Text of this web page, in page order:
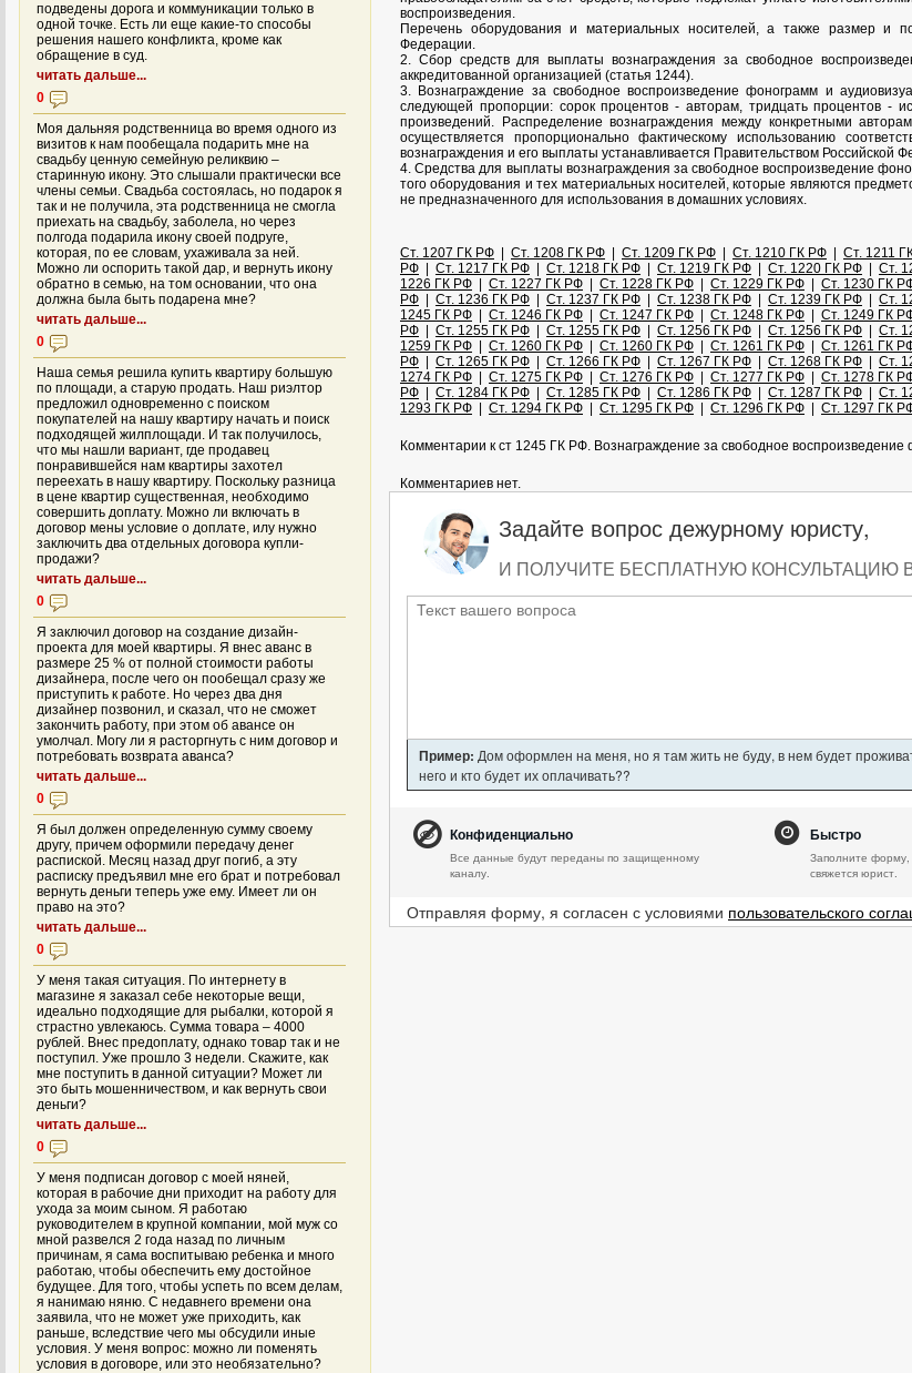
воспроизведения.
Перечень оборудования и материальных носителей, а также размер и
Федерации.
2. Сбор средств для выплаты вознаграждения за свободное
аккредитованной организацией (статья 1244).
3. Вознаграждение за свободное воспроизведение фонограмм и
следующей пропорции: сорок процентов - авторам, тридцать процентов -
произведений. Распределение вознаграждения между конкретными
осуществляется пропорционально фактическому использованию
вознаграждения и его выплаты устанавливается Правительством Российской
4. Средства для выплаты вознаграждения за свободное воспроизведение
того оборудования и тех материальных носителей, которые являются
не предназначенного для использования в домашних условиях.
Ст. 1207 ГК РФ Ст. 1208 ГК РФ Ст. 1209 ГК РФ Ст. 1210 ГК РФ Ст. 1211
РФ
Ст. 1217 ГК РФ Ст. 1218 ГК РФ Ст. 1219 ГК РФ Ст. 1220 ГК РФ Ст.
1226 ГК РФ
Ст. 1227 ГК РФ Ст. 1228 ГК РФ Ст. 1229 ГК РФ Ст. 1230 ГК
РФ
Ст. 1236 ГК РФ Ст. 1237 ГК РФ Ст. 1238 ГК РФ Ст. 1239 ГК РФ Ст.
1245 ГК РФ
Ст. 1246 ГК РФ Ст. 1247 ГК РФ Ст. 1248 ГК РФ Ст. 1249 ГК
РФ
Ст. 1255 ГК РФ Ст. 1255 ГК РФ Ст. 1256 ГК РФ Ст. 1256 ГК РФ Ст.
1259 ГК РФ
Ст. 1260 ГК РФ Ст. 1260 ГК РФ Ст. 1261 ГК РФ Ст. 1261 ГК
РФ
Ст. 1265 ГК РФ Ст. 1266 ГК РФ Ст. 1267 ГК РФ Ст. 1268 ГК РФ Ст.
1274 ГК РФ
Ст. 1275 ГК РФ Ст. 1276 ГК РФ Ст. 1277 ГК РФ Ст. 1278 ГК
РФ
Ст. 1284 ГК РФ Ст. 1285 ГК РФ Ст. 1286 ГК РФ Ст. 1287 ГК РФ Ст.
1293 ГК РФ
Ст. 1294 ГК РФ Ст. 1295 ГК РФ Ст. 1296 ГК РФ Ст. 1297 ГК
Комментарии к ст 1245 ГК РФ. Вознаграждение за свободное
Комментариев нет.
Задайте вопрос дежурному юристу,
И ПОЛУЧИТЕ БЕСПЛАТНУЮ КОНСУЛЬТАЦИЮ
Пример: Дом оформлен на меня, но я там жить не буду, в нем будет
него и кто будет их оплачивать??
Конфиденциально
Все данные будут переданы по защищенному
каналу.
Быстро
Заполните
свяжется юрист.
Отправляя форму, я согласен с условиями пользовательского
подведены дорога и коммуникации только в
одной точке. Есть ли еще какие-то способы
решения нашего конфликта, кроме как
обращение в суд.
читать дальше...
0
Моя дальняя родственница во время одного из
визитов к нам пообещала подарить мне на
свадьбу ценную семейную реликвию –
старинную икону. Это слышали практически все
члены семьи. Свадьба состоялась, но подарок я
так и не получила, эта родственница не смогла
приехать на свадьбу, заболела, но через
полгода подарила икону своей подруге,
которая, по ее словам, ухаживала за ней.
Можно ли оспорить такой дар, и вернуть икону
обратно в семью, на том основании, что она
должна была быть подарена мне?
читать дальше...
0
Наша семья решила купить квартиру большую
по площади, а старую продать. Наш риэлтор
предложил одновременно с поиском
покупателей на нашу квартиру начать и поиск
подходящей жилплощади. И так получилось,
что мы нашли вариант, где продавец
понравившейся нам квартиры захотел
переехать в нашу квартиру. Поскольку разница
в цене квартир существенная, необходимо
совершить доплату. Можно ли включать в
договор мены условие о доплате, илу нужно
заключить два отдельных договора купли-
продажи?
читать дальше...
0
Я заключил договор на создание дизайн-
проекта для моей квартиры. Я внес аванс в
размере 25 % от полной стоимости работы
дизайнера, после чего он пообещал сразу же
приступить к работе. Но через два дня
дизайнер позвонил, и сказал, что не сможет
закончить работу, при этом об авансе он
умолчал. Могу ли я расторгнуть с ним договор и
потребовать возврата аванса?
читать дальше...
0
Я был должен определенную сумму своему
другу, причем оформили передачу денег
распиской. Месяц назад друг погиб, а эту
расписку предъявил мне его брат и потребовал
вернуть деньги теперь уже ему. Имеет ли он
право на это?
читать дальше...
0
У меня такая ситуация. По интернету в
магазине я заказал себе некоторые вещи,
идеально подходящие для рыбалки, которой я
страстно увлекаюсь. Сумма товара – 4000
рублей. Внес предоплату, однако товар так и не
поступил. Уже прошло 3 недели. Скажите, как
мне поступить в данной ситуации? Может ли
это быть мошенничеством, и как вернуть свои
деньги?
читать дальше...
0
У меня подписан договор с моей няней,
которая в рабочие дни приходит на работу для
ухода за моим сыном. Я работаю
руководителем в крупной компании, мой муж со
мной развелся 2 года назад по личным
причинам, я сама воспитываю ребенка и много
работаю, чтобы обеспечить ему достойное
будущее. Для того, чтобы успеть по всем делам,
я нанимаю няню. С недавнего времени она
заявила, что не может уже приходить, как
раньше, вследствие чего мы обсудили иные
условия. У меня вопрос: можно ли поменять
условия в договоре, или это необязательно?